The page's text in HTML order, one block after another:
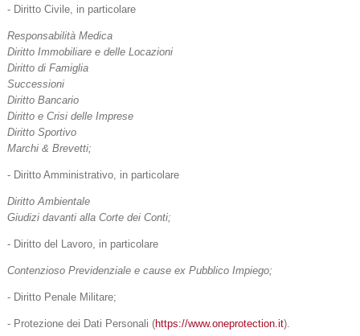
- Diritto Civile, in particolare
Responsabilità Medica
Diritto Immobiliare e delle Locazioni
Diritto di Famiglia
Successioni
Diritto Bancario
Diritto e Crisi delle Imprese
Diritto Sportivo
Marchi & Brevetti;
- Diritto Amministrativo, in particolare
Diritto Ambientale
Giudizi davanti alla Corte dei Conti;
- Diritto del Lavoro, in particolare
Contenzioso Previdenziale e cause ex Pubblico Impiego;
- Diritto Penale Militare;
- Protezione dei Dati Personali (https://www.oneprotection.it).